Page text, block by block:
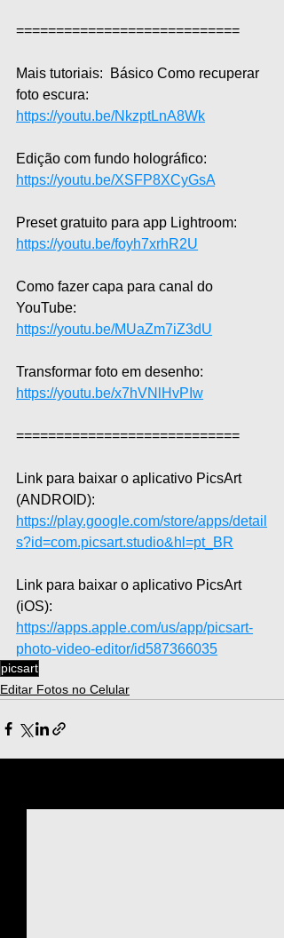
============================
Mais tutoriais:  Básico Como recuperar
foto escura:
https://youtu.be/NkzptLnA8Wk
Edição com fundo holográfico:
https://youtu.be/XSFP8XCyGsA
Preset gratuito para app Lightroom:
https://youtu.be/foyh7xrhR2U
Como fazer capa para canal do
YouTube:
https://youtu.be/MUaZm7iZ3dU
Transformar foto em desenho:
https://youtu.be/x7hVNlHvPIw
============================
Link para baixar o aplicativo PicsArt
(ANDROID):
https://play.google.com/store/apps/detail
s?id=com.picsart.studio&hl=pt_BR
Link para baixar o aplicativo PicsArt
(iOS):
https://apps.apple.com/us/app/picsart-
photo-video-editor/id587366035
picsart
Editar Fotos no Celular